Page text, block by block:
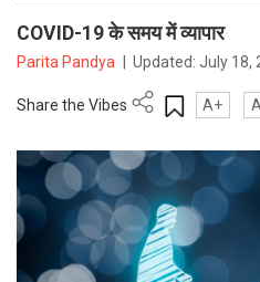
COVID-19 के समय में व्यापार
Parita Pandya Updated:July 18,
Share the Vibes A+